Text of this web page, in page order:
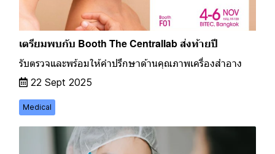
เตรียมพบกับ Booth The Centrallab ส่งท้ายปี
รับตรวจและพร้อมให้คำปรึกษาด้านคุณภาพเครื่องสำอาง
22 Sept 2025
Medical